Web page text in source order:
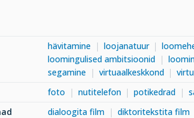
hävitamine loojanatuur
loomingulised ambitsioonid
segamine
virtuaalkeskkond
foto nutitelefon potikedrad
dialoogita film diktoritekstita film